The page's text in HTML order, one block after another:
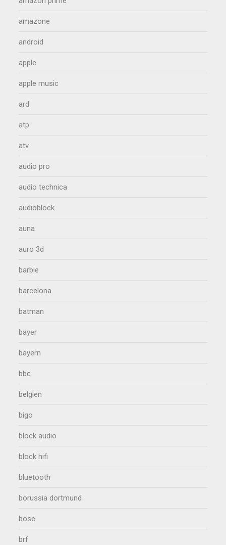
amazone
android
apple
apple music
ard
atp
atv
audio pro
audio technica
audioblock
auna
auro 3d
barbie
barcelona
batman
bayer
bayern
bbc
belgien
bigo
block audio
block hifi
bluetooth
borussia dortmund
bose
brf